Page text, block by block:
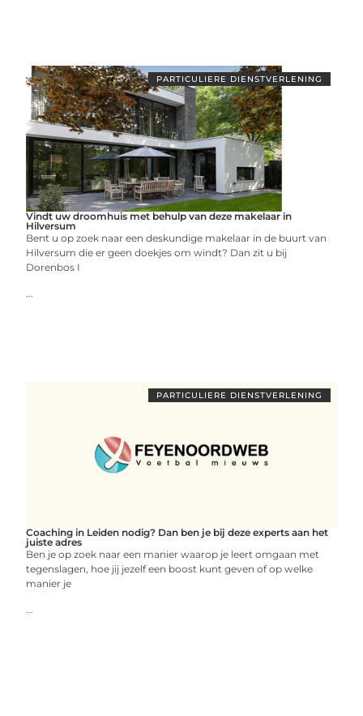
PARTICULIERE DIENSTVERLENING
Vindt uw droomhuis met behulp van deze makelaar in
Hilversum
Bent u op zoek naar een deskundige makelaar in de buurt van
Hilversum die er geen doekjes om windt? Dan zit u bij
Dorenbos I
...
PARTICULIERE DIENSTVERLENING
Coaching in Leiden nodig? Dan ben je bij deze experts aan het
juiste adres
Ben je op zoek naar een manier waarop je leert omgaan met
tegenslagen, hoe jij jezelf een boost kunt geven of op welke
manier je
...